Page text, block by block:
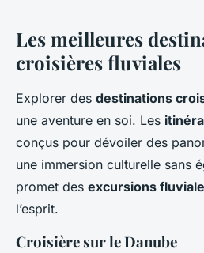
Les meilleures
croisières fluviales
Explorer des destinations
une aventure en soi. Les
conçus pour dévoiler des
une immersion culturelle sans
promet des excursions
l’esprit.
Croisière sur le Danube